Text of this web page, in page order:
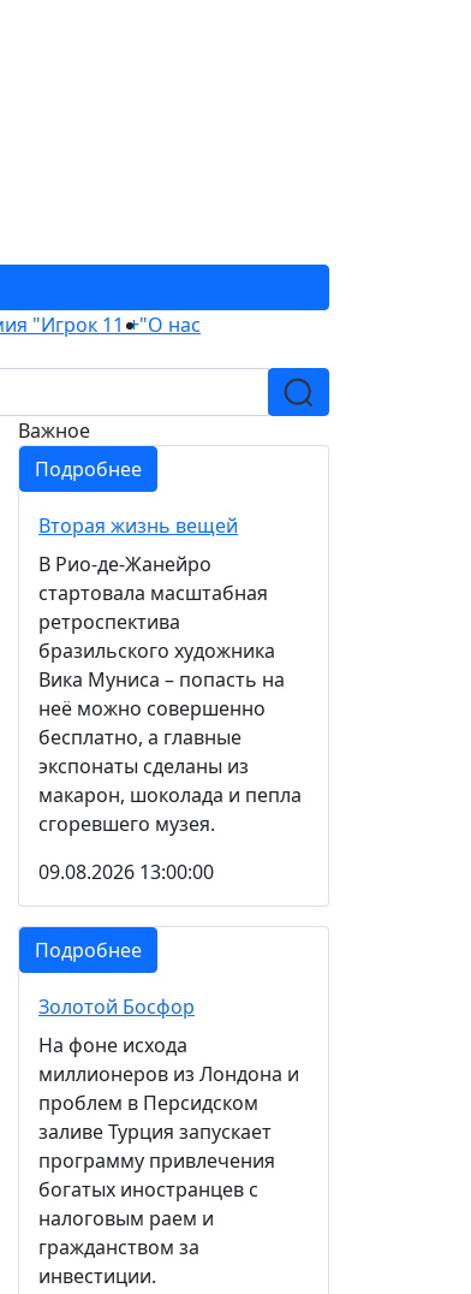
"Игрок 11 +"О нас
Важное
Подробнее
Вторая жизнь вещей
В Рио-де-Жанейро
стартовала масштабная
ретроспектива
бразильского художника
Вика Муниса – попасть на
неё можно совершенно
бесплатно, а главные
экспонаты сделаны из
макарон, шоколада и пепла
сгоревшего музея.
09.08.2026 13:00:00
Подробнее
Золотой Босфор
На фоне исхода
миллионеров из Лондона и
проблем в Персидском
заливе Турция запускает
программу привлечения
богатых иностранцев с
налоговым раем и
гражданством за
инвестиции.